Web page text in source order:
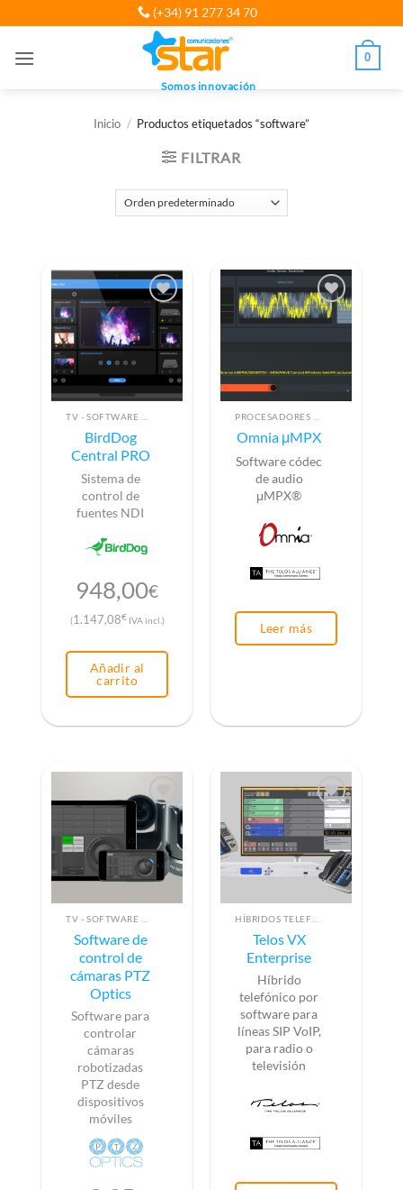
al
(+34) 91 277 34 70
Somos innovación
0
Inicio / Productos etiquetados “software”
FILTRAR
BirdDog
Central PRO
Sistema de
control de
fuentes NDI
948,00€
(1.147,08€IVA incl.)
Añadir al
carrito
Omnia μMPX
Software códec
de audio
μMPX®
Leer más
Software de
control de
cámaras PTZ
Optics
Software para
controlar
cámaras
robotizadas
PTZ desde
dispositivos
móviles
Telos VX
Enterprise
Híbrido
telefónico por
software para
líneas SIP VoIP,
para radio o
televisión